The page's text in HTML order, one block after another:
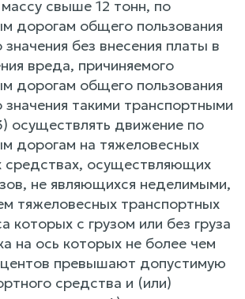
свыше 12 тонн, по
дорогам общего пользования
без внесения платы в
вреда, причиняемого
дорогам общего пользования
такими транспортными
осуществлять движение по
дорогам на тяжеловесных
средствах, осуществляющих
не являющихся неделимыми,
тяжеловесных транспортных
которых с грузом или без груза
на ось которых не более чем
превышают допустимую
средства и (или)